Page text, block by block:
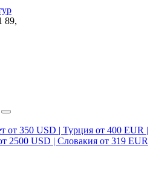
89,
от 350 USD | Турция от 400 EUR |
2500 USD | Словакия от 319 EUR